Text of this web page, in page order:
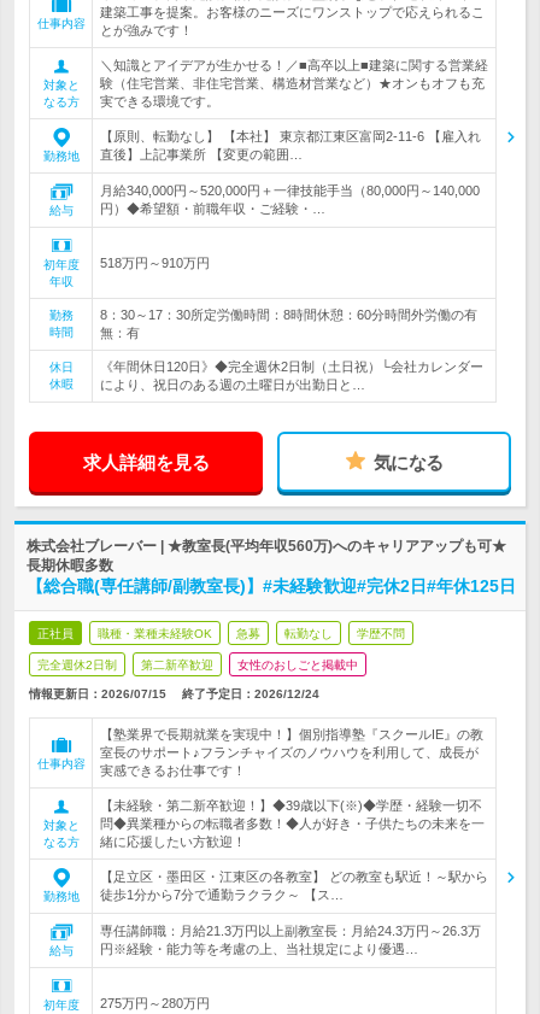
仕事内容
建築工事を提案。お客様のニーズにワンストップで応えられるこ
とが強みです！
対象と
なる方
＼知識とアイデアが生かせる！／■高卒以上■建築に関する営業経
験（住宅営業、非住宅営業、構造材営業など）★オンもオフも充
実できる環境です。
勤務地
【原則、転勤なし】 【本社】 東京都江東区富岡2-11-6 【雇入れ
直後】上記事業所 【変更の範囲…
給与
月給340,000円～520,000円＋一律技能手当（80,000円～140,000
円）◆希望額・前職年収・ご経験・…
初年度
年収
518万円～910万円
勤務
時間
8：30～17：30所定労働時間：8時間休憩：60分時間外労働の有
無：有
休日
休暇
《年間休日120日》◆完全週休2日制（土日祝）└会社カレンダー
により、祝日のある週の土曜日が出勤日と…
求人詳細を見る 気になる
株式会社ブレーバー | ★教室長(平均年収560万)へのキャリアアップも可★
長期休暇多数
【総合職(専任講師/副教室長)】#未経験歓迎#完休2日#年休125日
正社員 職種・業種未経験OK 急募 転勤なし 学歴不問
完全週休2日制 第二新卒歓迎 女性のおしごと掲載中
情報更新日：2026/07/15 終了予定日： 2026/12/24
仕事内容
【塾業界で長期就業を実現中！】個別指導塾『スクールIE』の教
室長のサポート♪フランチャイズのノウハウを利用して、成長が
実感できるお仕事です！
対象と
なる方
【未経験・第二新卒歓迎！】◆39歳以下(※)◆学歴・経験一切不
問◆異業種からの転職者多数！◆人が好き・子供たちの未来を一
緒に応援したい方歓迎！
勤務地
【足立区・墨田区・江東区の各教室】 どの教室も駅近！～駅から
徒歩1分から7分で通勤ラクラク～ 【ス…
給与
専任講師職：月給21.3万円以上副教室長：月給24.3万円～26.3万
円※経験・能力等を考慮の上、当社規定により優遇…
初年度
275万円～280万円